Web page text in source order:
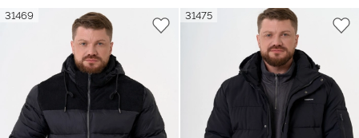
31469 31475